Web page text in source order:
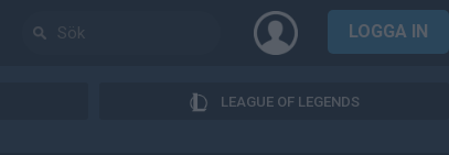
LOGGA IN
LEAGUE OF LEGENDS